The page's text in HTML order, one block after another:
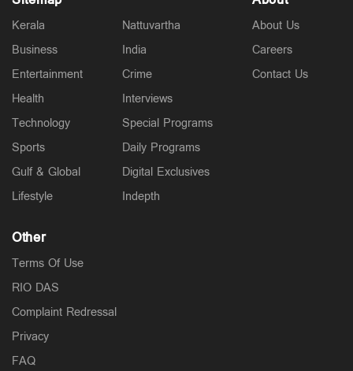
Kerala
Business
Entertainment
Health
Technology
Sports
Gulf & Global
Lifestyle
Nattuvartha
India
Crime
Interviews
Special Programs
Daily Programs
Digital Exclusives
Indepth
About Us
Careers
Contact Us
Other
Terms Of Use
RIO DAS
Complaint Redressal
Privacy
FAQ